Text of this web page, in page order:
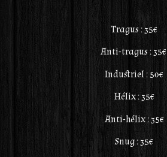
Tragus : 35€
Anti-tragus : 35€
Industriel : 50€
Hélix : 35€
Anti-hélix : 35€
Snug : 35€